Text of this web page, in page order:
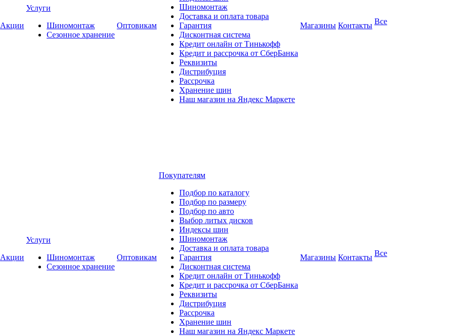
Акции
Услуги
Шиномонтаж
Сезонное хранение
Оптовикам
Шиномонтаж
Доставка и оплата товара
Гарантия
Дисконтная система
Кредит онлайн от Тинькофф
Кредит и рассрочка от СберБанка
Реквизиты
Дистрибуция
Рассрочка
Хранение шин
Наш магазин на Яндекс Маркете
Магазины Контакты Все
Акции
Услуги
Шиномонтаж
Сезонное хранение
Оптовикам
Покупателям
Подбор по каталогу
Подбор по размеру
Подбор по авто
Выбор литых дисков
Индексы шин
Шиномонтаж
Доставка и оплата товара
Гарантия
Дисконтная система
Кредит онлайн от Тинькофф
Кредит и рассрочка от СберБанка
Реквизиты
Дистрибуция
Рассрочка
Хранение шин
Наш магазин на Яндекс Маркете
Магазины Контакты Все